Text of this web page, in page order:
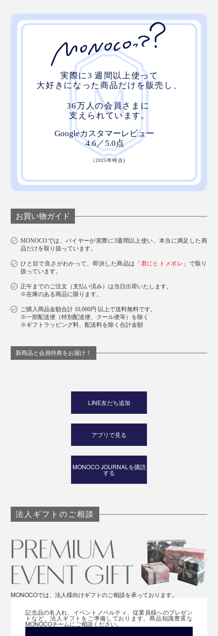
目をひくパッケージもあって、ギフトにもぴったりな
『WITH OR WITHOUT』のシルク美容液シートマス
ク。
MONOCOスタッフも、カサつく脚のすねやヒザに塗っ
たり、「背中とか、全身に塗りました」というツワモノ
このシートマスク1枚でも、満足感が高いので、友人へ
のプチギフトから、大切な人へのバースデープレゼン
ト、母の日のギフトにも、おすすめです。
お買い物ガイド
MONOCOでは、バイヤーが実際に3週間以上使い、本当に満足した商
品だけを取り扱っています。
ひと目で良さがわかって、即決した商品は「 君にヒトメボレ 」で取り
扱っています。
正午までのご注文（支払い済み）は当日出荷いたします。
※在庫のある商品に限ります。
ご購入商品金額合計 10,000円 以上で送料無料です。
※一部配送便（特別配送便、クール便等）を除く
※ギフトラッピング料、配送料を除く合計金額
新商品と会員特典をお届け！
LINE友だち追加
アプリで見る
MONOCO JOURNALを購読
する
法人ギフトのご相談
MONOCOでは、法人様向けギフトのご相談を承っております。
記念品の名入れ、イベントノベルティ、従業員様へのプレゼン
トなど、法人ギフトをご準備しております。商品知識豊富な
MONOCOチームにご相談ください。